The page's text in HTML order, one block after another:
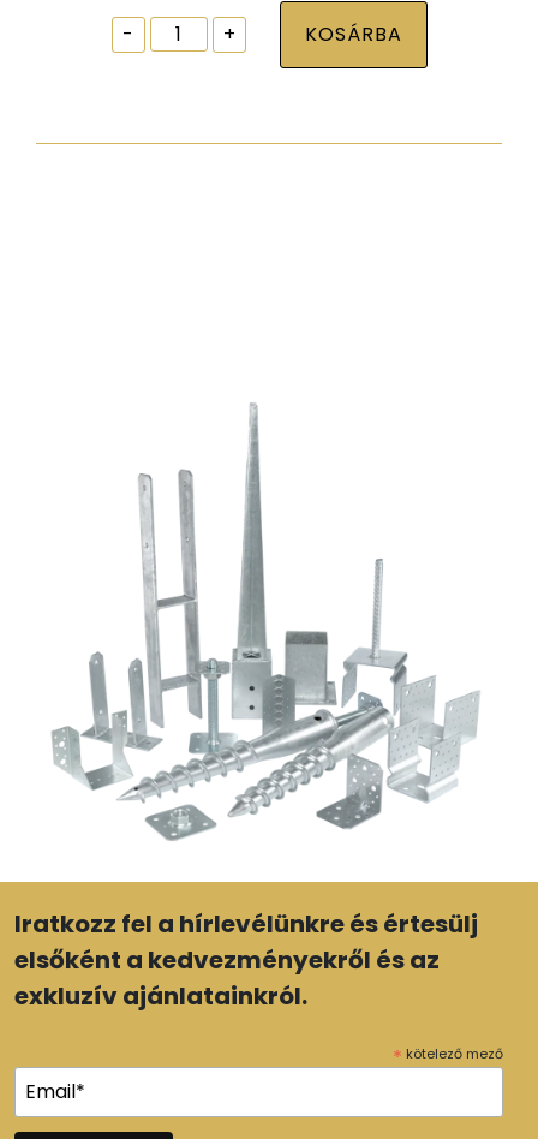
-
Ablak
tokrögzítõ
7,5x242
+ KOSÁRBA
Iratkozz fel a hírlevélünkre és értesülj
elsőként a kedvezményekről és az
exkluzív ajánlatainkról.
* kötelező mező